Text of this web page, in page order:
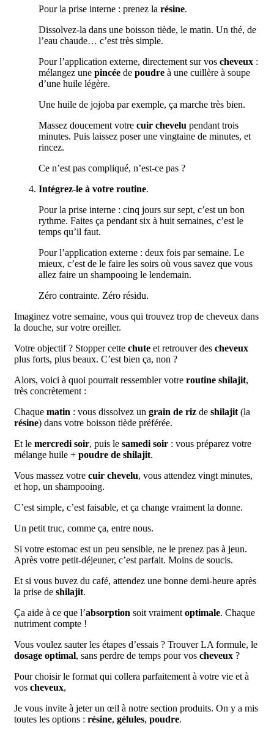
Pour la prise interne : prenez la résine.
Dissolvez-la dans une boisson tiède, le matin. Un thé, de
l’eau chaude… c’est très simple.
Pour l’application externe, directement sur vos cheveux :
mélangez une pincée de poudre à une cuillère à soupe
d’une huile légère.
Une huile de jojoba par exemple, ça marche très bien.
Massez doucement votre cuir chevelu pendant trois
minutes. Puis laissez poser une vingtaine de minutes, et
rincez.
Ce n’est pas compliqué, n’est-ce pas ?
Intégrez-le à votre routine.
Pour la prise interne : cinq jours sur sept, c’est un bon
rythme. Faites ça pendant six à huit semaines, c’est le
temps qu’il faut.
Pour l’application externe : deux fois par semaine. Le
mieux, c’est de le faire les soirs où vous savez que vous
allez faire un shampooing le lendemain.
Zéro contrainte. Zéro résidu.
Imaginez votre semaine, vous qui trouvez trop de cheveux dans
la douche, sur votre oreiller.
Votre objectif ? Stopper cette chute et retrouver des cheveux
plus forts, plus beaux. C’est bien ça, non ?
Alors, voici à quoi pourrait ressembler votre routine shilajit,
très concrètement :
Chaque matin : vous dissolvez un grain de riz de shilajit (la
résine) dans votre boisson tiède préférée.
Et le mercredi soir, puis le samedi soir : vous préparez votre
mélange huile + poudre de shilajit.
Vous massez votre cuir chevelu, vous attendez vingt minutes,
et hop, un shampooing.
C’est simple, c’est faisable, et ça change vraiment la donne.
Un petit truc, comme ça, entre nous.
Si votre estomac est un peu sensible, ne le prenez pas à jeun.
Après votre petit-déjeuner, c’est parfait. Moins de soucis.
Et si vous buvez du café, attendez une bonne demi-heure après
la prise de shilajit.
Ça aide à ce que l’absorption soit vraiment optimale. Chaque
nutriment compte !
Vous voulez sauter les étapes d’essais ? Trouver LA formule, le
dosage optimal, sans perdre de temps pour vos cheveux ?
Pour choisir le format qui collera parfaitement à votre vie et à
vos cheveux,
Je vous invite à jeter un œil à notre section produits. On y a mis
toutes les options : résine, gélules, poudre.